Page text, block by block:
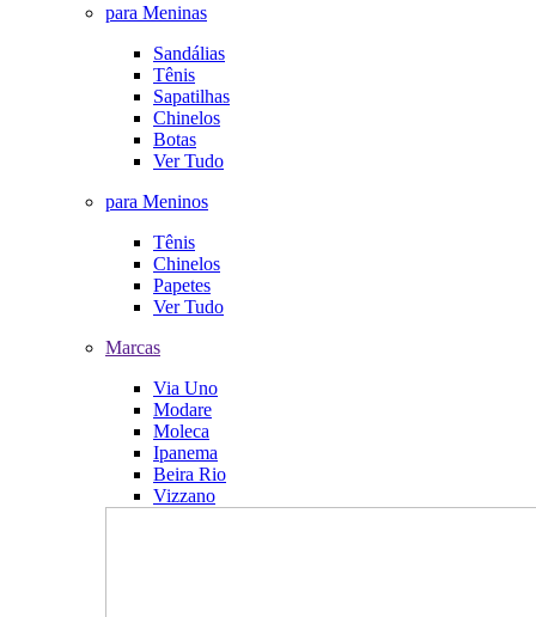
para Meninas
Sandálias
Tênis
Sapatilhas
Chinelos
Botas
Ver Tudo
para Meninos
Tênis
Chinelos
Papetes
Ver Tudo
Marcas
Via Uno
Modare
Moleca
Ipanema
Beira Rio
Vizzano